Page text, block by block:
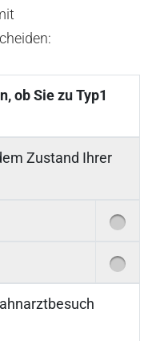
ob Sie zu Typ1
Zustand Ihrer